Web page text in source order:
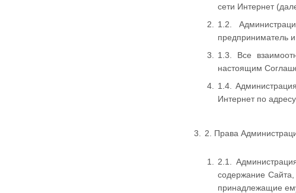
сети Интернет
1.2.
предприниматель
1.3. Все
настоящим
1.4.
Интернет по адресу
2. Права
2.1.
содержание
принадлежащие